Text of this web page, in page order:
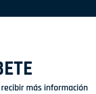
más información